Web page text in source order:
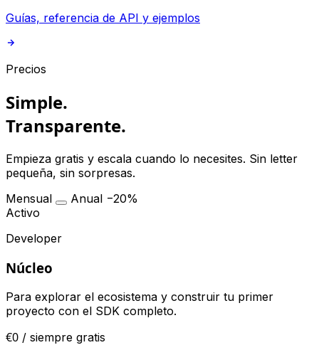
Guías, referencia de API y ejemplos
Precios
Simple.
Transparente.
Empieza gratis y escala cuando lo necesites. Sin letter
pequeña, sin sorpresas.
Mensual
Anual −20%
Activo
Developer
Núcleo
Para explorar el ecosistema y construir tu primer
proyecto con el SDK completo.
€0 / siempre gratis